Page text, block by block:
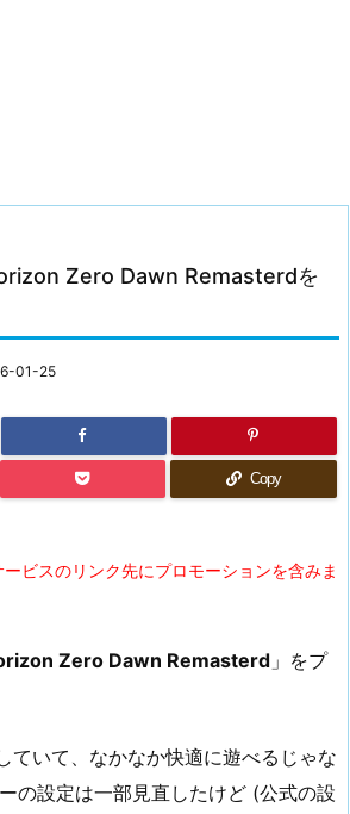
Zero Dawn Remasterdを
01-25
Copy
ビスのリンク先にプロモーションを含みま
Zero Dawn Remasterd 」をプ
ていて、なかなか快適に遊べるじゃな
の設定は一部見直したけど (公式の設